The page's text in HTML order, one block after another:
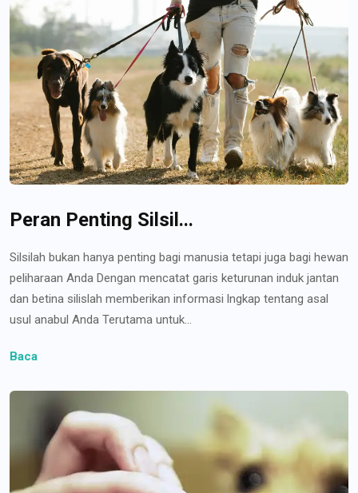
Peran Penting Silsil...
Silsilah bukan hanya penting bagi manusia tetapi juga bagi hewan
peliharaan Anda Dengan mencatat garis keturunan induk jantan
dan betina silislah memberikan informasi lngkap tentang asal
usul anabul Anda Terutama untuk...
Baca